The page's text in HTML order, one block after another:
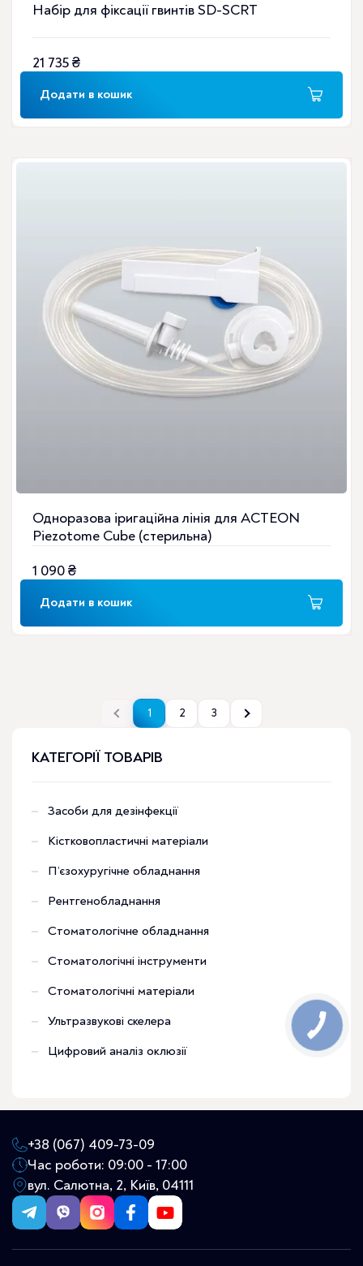
Набір для фіксації гвинтів SD-SCRT
21 735₴
Додати в кошик
Одноразова іригаційна лінія для ACTEON
Piezotome Cube (стерильна)
1 090₴
Додати в кошик
1 2 3
КАТЕГОРІЇ ТОВАРІВ
Засоби для дезінфекції
Кістковопластичні матеріали
П’єзохуругічне обладнання
Рентгенобладнання
Стоматологічне обладнання
Стоматологічні інструменти
Стоматологічні матеріали
Ультразвукові скелера
Цифровий аналіз оклюзії
+38 (067) 409-73-09
Час роботи: 09:00 - 17:00
вул. Салютна, 2, Київ, 04111